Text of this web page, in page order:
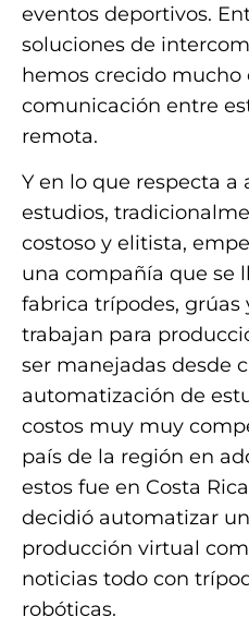
eventos deportivos.
soluciones de
hemos crecido mucho
comunicación entre
remota.
Y en lo que respecta
estudios,
costoso y elitista,
una compañía que se
fabrica trípodes, grúas
trabajan para
ser manejadas desde
automatización de
costos muy muy
país de la región en
estos fue en Costa
decidió automatizar
producción virtual
noticias todo con
robóticas.